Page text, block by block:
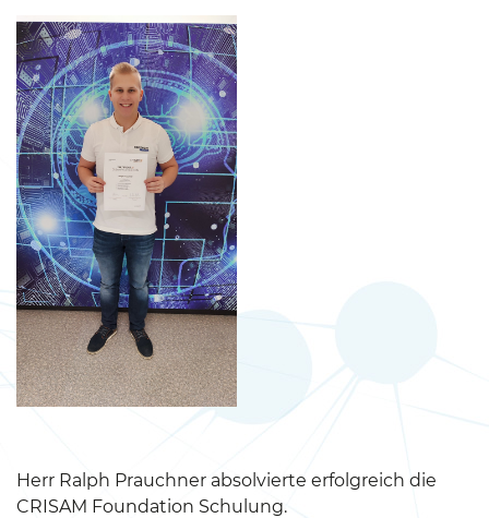
Herr Ralph Prauchner absolvierte erfolgreich die
CRISAM Foundation Schulung.